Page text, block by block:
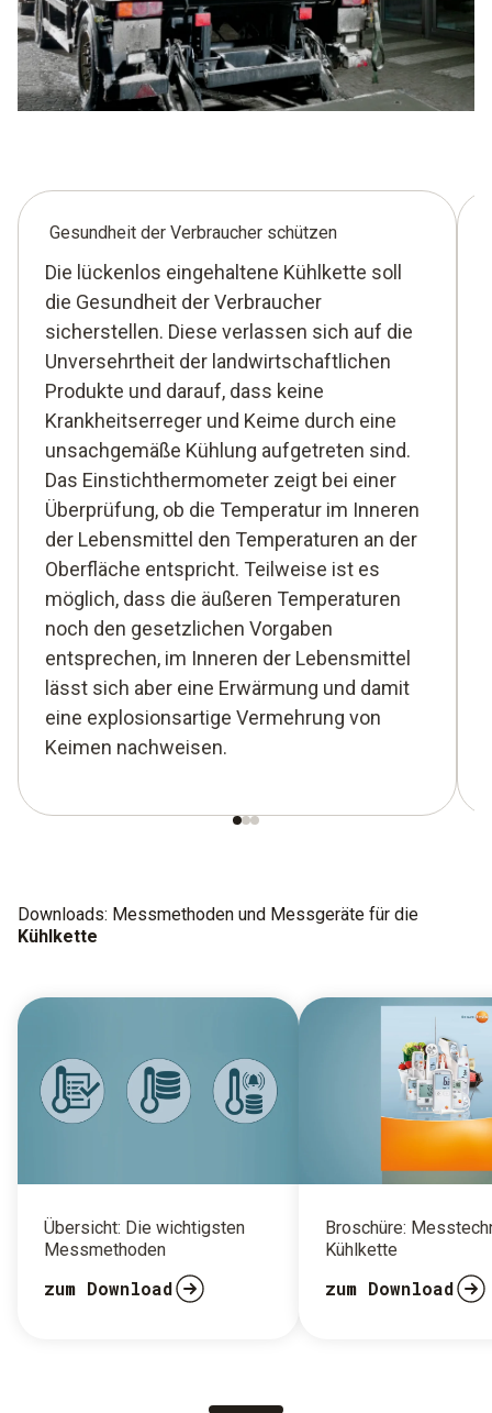
Gesundheit der Verbraucher schützen
Die lückenlos eingehaltene Kühlkette soll
die Gesundheit der Verbraucher
sicherstellen. Diese verlassen sich auf die
Unversehrtheit der landwirtschaftlichen
Produkte und darauf, dass keine
Krankheitserreger und Keime durch eine
unsachgemäße Kühlung aufgetreten sind.
Das Einstichthermometer zeigt bei einer
Überprüfung, ob die Temperatur im Inneren
der Lebensmittel den Temperaturen an der
Oberfläche entspricht. Teilweise ist es
möglich, dass die äußeren Temperaturen
noch den gesetzlichen Vorgaben
entsprechen, im Inneren der Lebensmittel
lässt sich aber eine Erwärmung und damit
eine explosionsartige Vermehrung von
Keimen nachweisen.
Downloads: Messmethoden und Messgeräte für die
Kühlkette
Übersicht: Die wichtigsten
Messmethoden
zum Download
Broschüre:
Kühlkette
zum Download